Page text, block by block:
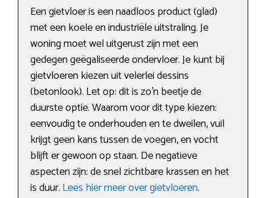
Een gietvloer is een naadloos product (glad)
met een koele en industriële uitstraling. Je
woning moet wel uitgerust zijn met een
gedegen geëgaliseerde ondervloer. Je kunt bij
gietvloeren kiezen uit velerlei dessins
(betonlook). Let op: dit is zo’n beetje de
duurste optie. Waarom voor dit type kiezen:
eenvoudig te onderhouden en te dweilen, vuil
krijgt geen kans tussen de voegen, en vocht
blijft er gewoon op staan. De negatieve
aspecten zijn: de snel zichtbare krassen en het
is duur. Lees hier meer over gietvloeren.